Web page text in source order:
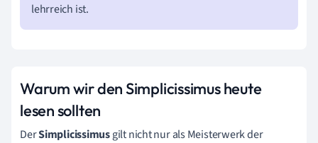
lehrreich ist.
Warum wir den Simplicissimus heute
lesen sollten
DerSimplicissimusgilt nicht nur als Meisterwerk der